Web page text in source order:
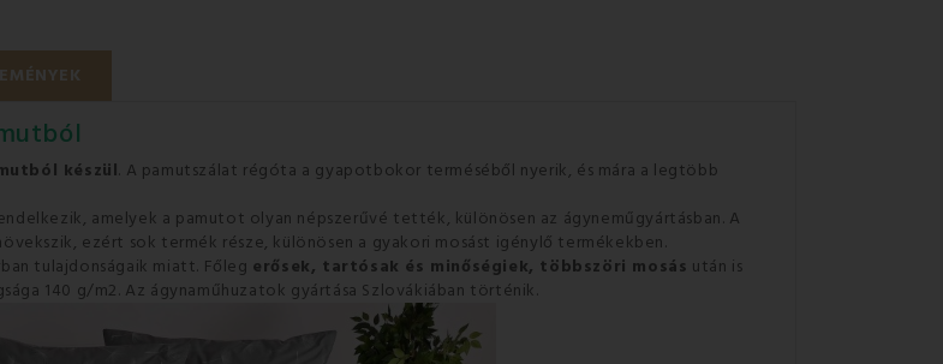
készül. A pamutszálat régóta a gyapotbokor terméséből nyerik, és mára a legtöbb
amelyek a pamutot olyan népszerűvé tették, különösen az ágyneműgyártásban. A
ezért sok termék része, különösen a gyakori mosást igénylő termékekben.
tulajdonságaik miatt. Főleg erősek, tartósak és minőségiek, többszöri mosás után is
140 g/m2. Az ágynaműhuzatok gyártása Szlovákiában történik.